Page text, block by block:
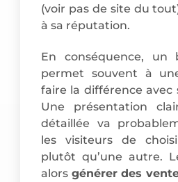
(voir pas de site du
à sa réputation.
En conséquence, un
permet souvent à
faire la différence avec
Une présentation
détaillée va
les visiteurs de
plutôt qu’une autre.
alors générer des